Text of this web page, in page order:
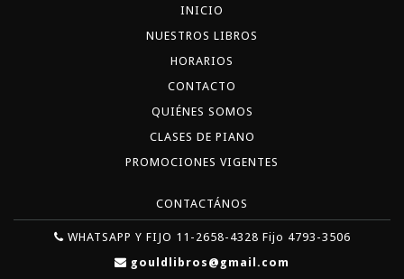
INICIO
NUESTROS LIBROS
HORARIOS
CONTACTO
QUIÉNES SOMOS
CLASES DE PIANO
PROMOCIONES VIGENTES
CONTACTÁNOS
WHATSAPP Y FIJO 11-2658-4328 Fijo 4793-3506
gouldlibros@gmail.com